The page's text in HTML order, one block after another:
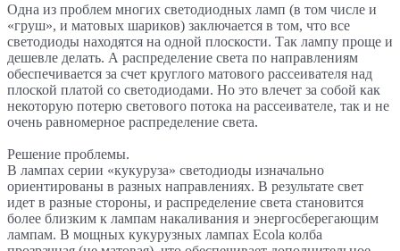
Одна из проблем многих светодиодных ламп (в том числе и
«груш», и матовых шариков) заключается в том, что все
светодиоды находятся на одной плоскости. Так лампу проще и
дешевле делать. А распределение света по направлениям
обеспечивается за счет круглого матового рассеивателя над
плоской платой со светодиодами. Но это влечет за собой как
некоторую потерю светового потока на рассеивателе, так и не
очень равномерное распределение света.
Решение проблемы.
В лампах серии «кукуруза» светодиоды изначально
ориентированы в разных направлениях. В результате свет
идет в разные стороны, и распределение света становится
более близким к лампам накаливания и энергосберегающим
лампам. В мощных кукурузных лампах Ecola колба